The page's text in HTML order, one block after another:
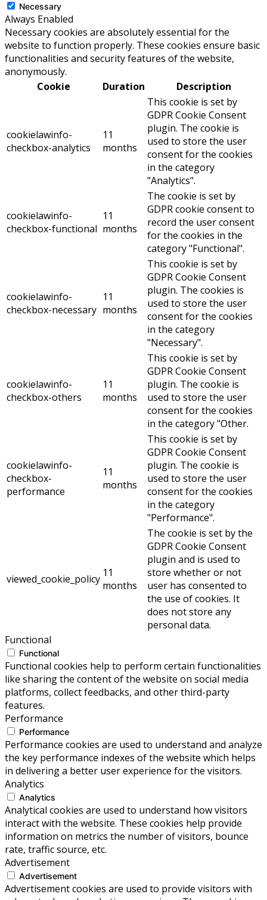
Necessary
Always Enabled
Necessary cookies are absolutely essential for the
website to function properly. These cookies ensure basic
functionalities and security features of the website,
anonymously.
Cookie
Duration Description
cookielawinfo-
checkbox-analytics
11
months
This cookie is set by
GDPR Cookie Consent
plugin. The cookie is
used to store the user
consent for the cookies
in the category
"Analytics".
cookielawinfo-
checkbox-functional
11
months
The cookie is set by
GDPR cookie consent to
record the user consent
for the cookies in the
category "Functional".
cookielawinfo-
checkbox-necessary
11
months
This cookie is set by
GDPR Cookie Consent
plugin. The cookies is
used to store the user
consent for the cookies
in the category
"Necessary".
cookielawinfo-
checkbox-others
11
months
This cookie is set by
GDPR Cookie Consent
plugin. The cookie is
used to store the user
consent for the cookies
in the category "Other.
cookielawinfo-
checkbox-
performance
11
months
This cookie is set by
GDPR Cookie Consent
plugin. The cookie is
used to store the user
consent for the cookies
in the category
"Performance".
viewed_cookie_policy 11
months
The cookie is set by the
GDPR Cookie Consent
plugin and is used to
store whether or not
user has consented to
the use of cookies. It
does not store any
personal data.
Functional
Functional
Functional cookies help to perform certain functionalities
like sharing the content of the website on social media
platforms, collect feedbacks, and other third-party
features.
Performance
Performance
Performance cookies are used to understand and analyze
the key performance indexes of the website which helps
in delivering a better user experience for the visitors.
Analytics
Analytics
Analytical cookies are used to understand how visitors
interact with the website. These cookies help provide
information on metrics the number of visitors, bounce
rate, traffic source, etc.
Advertisement
Advertisement
Advertisement cookies are used to provide visitors with